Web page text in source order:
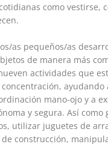
como vestirse,
as pequeños/as
de manera más
actividades que
ayudando
mano-ojo y a
y segura. Así como
utilizar juguetes de
construcción,